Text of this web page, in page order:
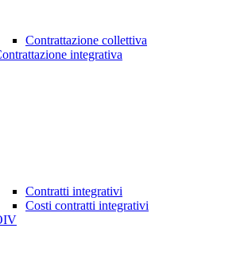
Contrattazione collettiva
integrativa
Contratti integrativi
Costi contratti integrativi